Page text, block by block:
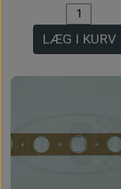
LÆG I KURV